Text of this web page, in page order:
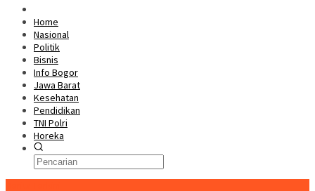
Home
Nasional
Politik
Bisnis
Info Bogor
Jawa Barat
Kesehatan
Pendidikan
TNI Polri
Horeka